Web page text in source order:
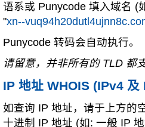
语系或 Punycode 填入域名 (
"xn--
Punycode 转码会自动执行。
请留意，并非所有的 TLD 都
IP 地址 WHOIS (IPv4 及
如查询 IP 地址，请于上方的
十进制 IP 地址 (如: 一般 IP